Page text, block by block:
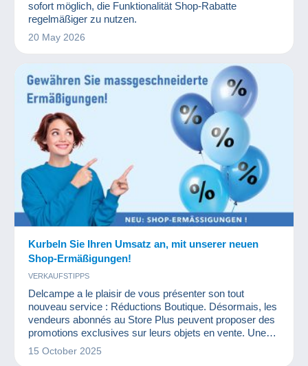
sofort möglich, die Funktionalität Shop-Rabatte
regelmäßiger zu nutzen.
20 May 2026
Kurbeln Sie Ihren Umsatz an, mit unserer neuen
Shop-Ermäßigungen!
VERKAUFSTIPPS
Delcampe a le plaisir de vous présenter son tout
nouveau service : Réductions Boutique. Désormais, les
vendeurs abonnés au Store Plus peuvent proposer des
promotions exclusives sur leurs objets en vente. Une
opportunité idéale pour dynamiser votre boutique, attirer
15 October 2025